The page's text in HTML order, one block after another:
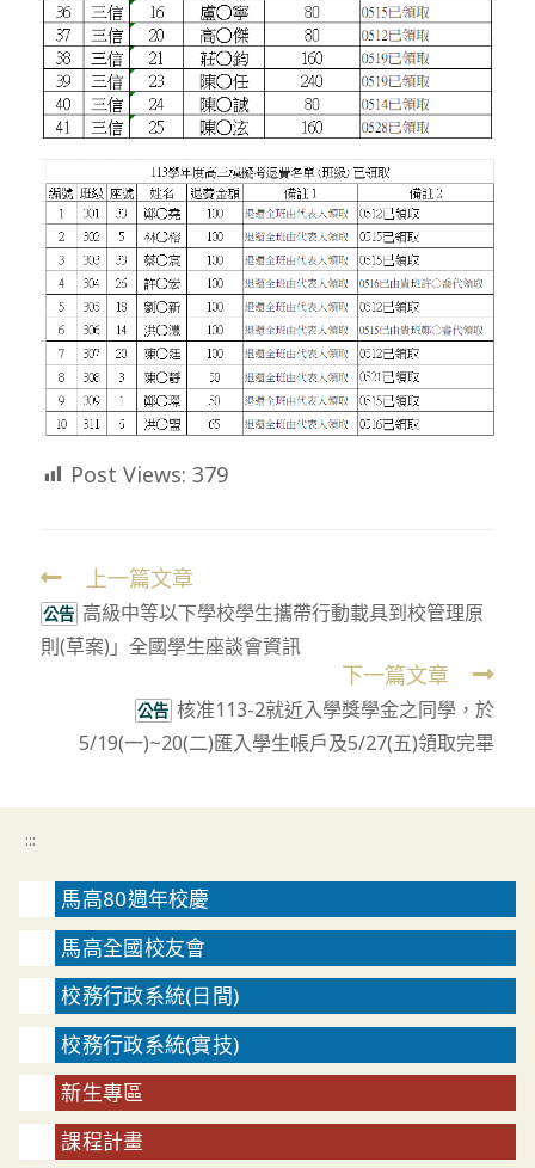
Post Views: 379
Read
more
articles
上一篇文章
公告 高級中等以下學校學生攜帶行動載具到校管理原
則(草案)」全國學生座談會資訊
下一篇文章
公告 核准113-2就近入學獎學金之同學，於
5/19(一)~20(二)匯入學生帳戶及5/27(五)領取完畢
:::
馬高80週年校慶
馬高全國校友會
校務行政系統(日間)
校務行政系統(實技)
新生專區
課程計畫